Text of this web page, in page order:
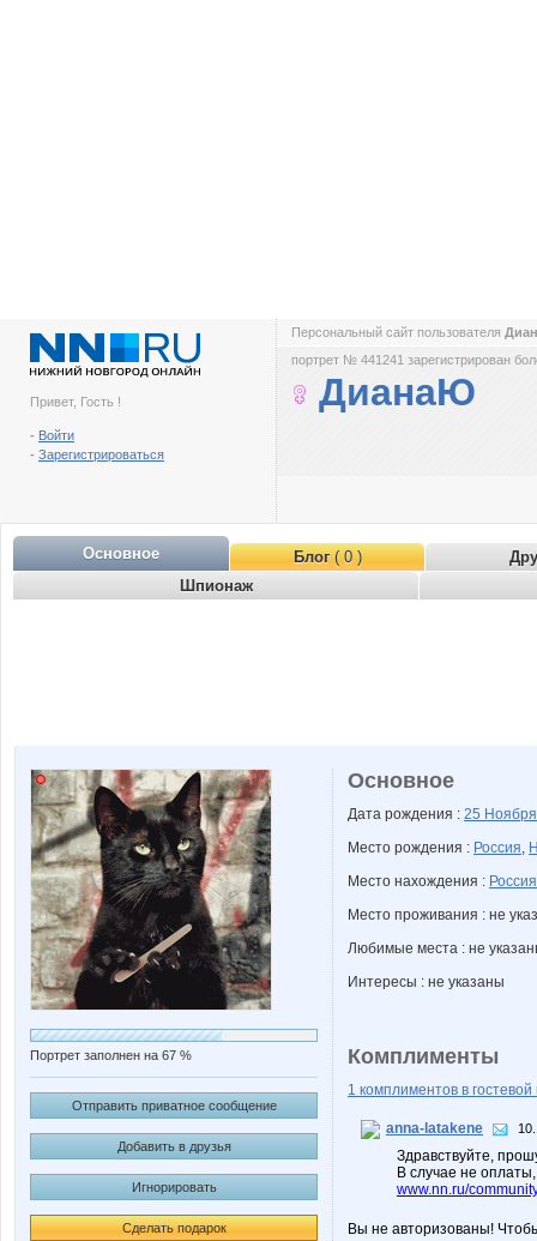
Привет, Гость !
- Войти
- Зарегистрироваться
Персональный сайт пользователя
портрет № 441241 зарегистрирован
ДианаЮ
Основное Блог( 0 )
Шпионаж
Портрет заполнен на 67 %
Отправить приватное сообщение
Добавить в друзья
Игнорировать
Сделать подарок
Основное
Дата рождения : 25
Место рождения : Россия,
Место нахождения : Россия
Место проживания : не
Любимые места : не
Интересы : не указаны
Комплименты
1 комплиментов в гостевой
anna-latakene
Здравствуйте,
В случае не
www.nn.ru/
Вы не авторизованы!